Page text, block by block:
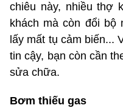
chiêu này, nhiều thợ
khách mà còn đổi bộ
lấy mất tụ cảm biến...
tin cậy, bạn còn cần
sửa chữa.
Bơm thiếu gas